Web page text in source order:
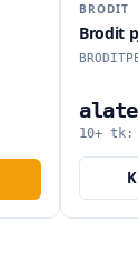
BRODIT
Brodit
10+ tk: